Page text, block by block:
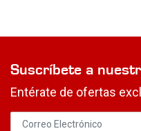
Suscríbete a
Entérate de ofertas